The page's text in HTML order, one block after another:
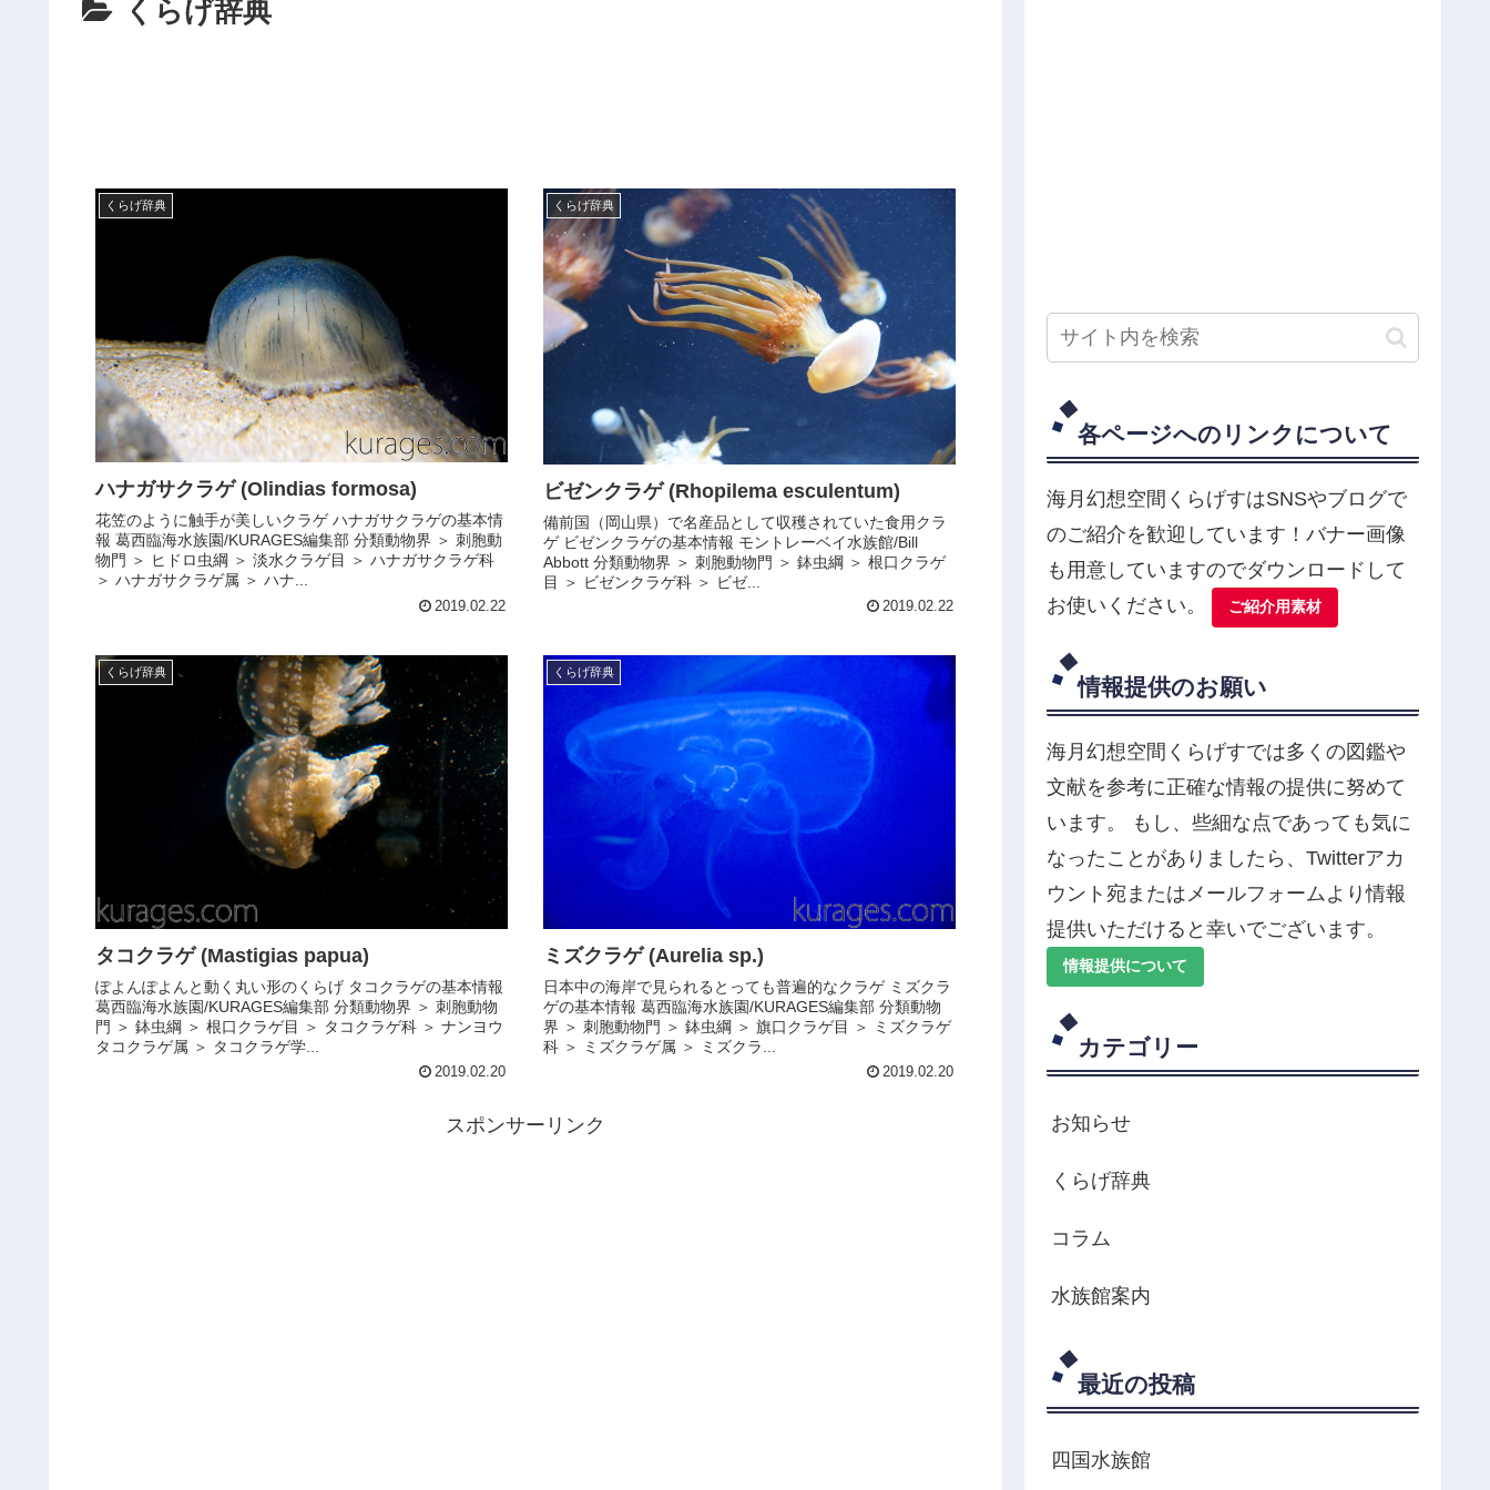
くらげ辞典
くらげ辞典
ハナガサクラゲ (Olindias formosa)
花笠のように触手が美しいクラゲ ハナガサクラゲの基本情
報 葛西臨海水族園/KURAGES編集部 分類動物界 ＞ 刺胞動
物門 ＞ ヒドロ虫綱 ＞ 淡水クラゲ目 ＞ ハナガサクラゲ科
＞ ハナガサクラゲ属 ＞ ハナ...
2019.02.22
くらげ辞典
ビゼンクラゲ (Rhopilema esculentum)
備前国（岡山県）で名産品として収穫されていた食用クラ
ゲ ビゼンクラゲの基本情報 モントレーベイ水族館/Bill
Abbott 分類動物界 ＞ 刺胞動物門 ＞ 鉢虫綱 ＞ 根口クラゲ
目 ＞ ビゼンクラゲ科 ＞ ビゼ...
2019.02.22
くらげ辞典
タコクラゲ (Mastigias papua)
ぽよんぽよんと動く丸い形のくらげ タコクラゲの基本情報
葛西臨海水族園/KURAGES編集部 分類動物界 ＞ 刺胞動物
門 ＞ 鉢虫綱 ＞ 根口クラゲ目 ＞ タコクラゲ科 ＞ ナンヨウ
タコクラゲ属 ＞ タコクラゲ学...
2019.02.20
くらげ辞典
ミズクラゲ (Aurelia sp.)
日本中の海岸で見られるとっても普遍的なクラゲ ミズクラ
ゲの基本情報 葛西臨海水族園/KURAGES編集部 分類動物
界 ＞ 刺胞動物門 ＞ 鉢虫綱 ＞ 旗口クラゲ目 ＞ ミズクラゲ
科 ＞ ミズクラゲ属 ＞ ミズクラ...
2019.02.20
スポンサーリンク
各ページへのリンクについて
海月幻想空間くらげすはSNSやブログで
のご紹介を歓迎しています！バナー画像
も用意していますのでダウンロードして
お使いください。
ご紹介用素材
情報提供のお願い
海月幻想空間くらげすでは多くの図鑑や
文献を参考に正確な情報の提供に努めて
います。 もし、些細な点であっても気に
なったことがありましたら、Twitterアカ
ウント宛またはメールフォームより情報
提供いただけると幸いでございます。
情報提供について
カテゴリー
お知らせ
くらげ辞典
コラム
水族館案内
最近の投稿
四国水族館